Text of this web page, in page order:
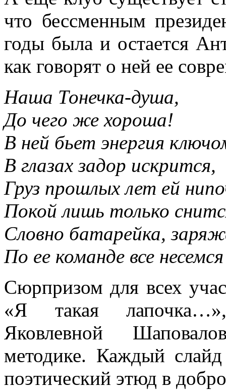
что бессменным
годы была и остается
как говорят о ней ее
Наша Тонечка-душа,
До чего же хороша!
В ней бьет энергия
В глазах задор искрится,
Груз прошлых лет ей
Покой лишь только
Словно батарейка,
По ее команде все
Сюрпризом для всех
«Я такая лапочка…»,
Яковлевной
методике. Каждый
поэтический этюд в